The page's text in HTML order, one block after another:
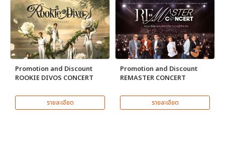
Promotion and Discount
ROOKIE DIVOS CONCERT
รายละเอียด
Promotion and Discount
REMASTER CONCERT
รายละเอียด